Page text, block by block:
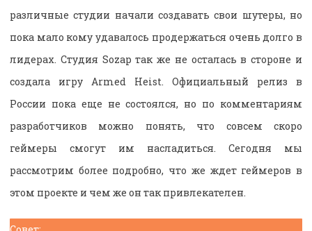
различные студии начали создавать свои шутеры, но
пока мало кому удавалось продержаться очень долго в
лидерах. Студия Sozap так же не осталась в стороне и
создала игру Armed Heist. Официальный релиз в
России пока еще не состоялся, но по комментариям
разработчиков можно понять, что совсем скоро
геймеры смогут им насладиться. Сегодня мы
рассмотрим более подробно, что же ждет геймеров в
этом проекте и чем же он так привлекателен.